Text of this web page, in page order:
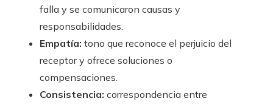
falla y se comunicaron causas y
responsabilidades.
Empatía: tono que reconoce el perjuicio del
receptor y ofrece soluciones o
compensaciones.
Consistencia: correspondencia entre